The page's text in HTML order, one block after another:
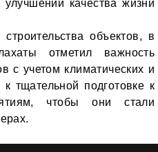
качества жизни
объектов, в
отметил важность
с учетом климатических и
тщательной подготовке к
чтобы они стали